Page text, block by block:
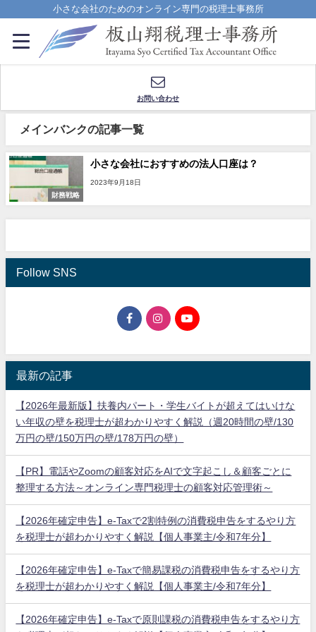
小さな会社のためのオンライン専門の税理士事務所
お問い合わせ
メインバンクの記事一覧
財務戦略
小さな会社におすすめの法人口座は？
2023年9月18日
Follow SNS
最新の記事
【2026年最新版】扶養内パート・学生バイトが超えてはいけな
い年収の壁を税理士が超わかりやすく解説（週20時間の壁/130
万円の壁/150万円の壁/178万円の壁）
【PR】電話やZoomの顧客対応をAIで文字起こし＆顧客ごとに
整理する方法～オンライン専門税理士の顧客対応管理術～
【2026年確定申告】e-Taxで2割特例の消費税申告をするやり方
を税理士が超わかりやすく解説【個人事業主/令和7年分】
【2026年確定申告】e-Taxで簡易課税の消費税申告をするやり方
を税理士が超わかりやすく解説【個人事業主/令和7年分】
【2026年確定申告】e-Taxで原則課税の消費税申告をするやり方